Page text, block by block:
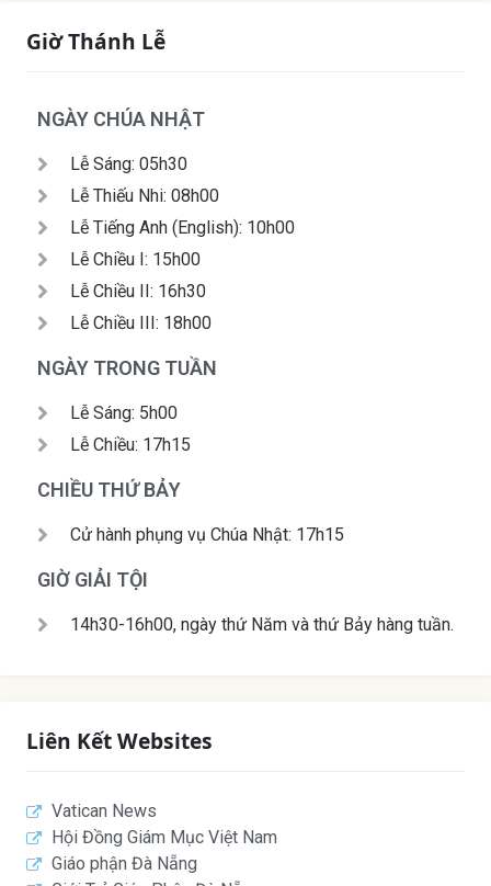
Giờ Thánh Lễ
NGÀY CHÚA NHẬT
Lễ Sáng: 05h30
Lễ Thiếu Nhi: 08h00
Lễ Tiếng Anh (English): 10h00
Lễ Chiều I: 15h00
Lễ Chiều II: 16h30
Lễ Chiều III: 18h00
NGÀY TRONG TUẦN
Lễ Sáng: 5h00
Lễ Chiều: 17h15
CHIỀU THỨ BẢY
Cử hành phụng vụ Chúa Nhật: 17h15
GIỜ GIẢI TỘI
14h30-16h00, ngày thứ Năm và thứ Bảy hàng tuần.
Liên Kết Websites
Vatican News
Hội Đồng Giám Mục Việt Nam
Giáo phận Đà Nẵng